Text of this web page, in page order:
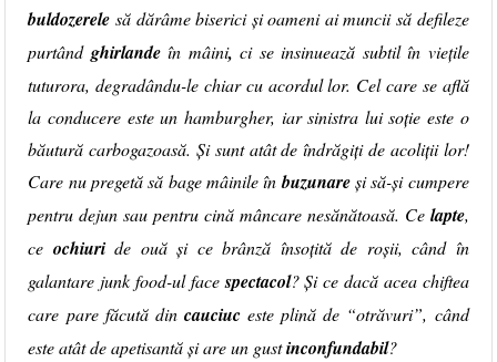
buldozerelesă dărâme biserici și oameni ai muncii să defileze
purtând ghirlandeîn mâini,ci se insinuează subtil în viețile
tuturora, degradându-le chiar cu acordul lor. Cel care se află
la conducere este un hamburgher, iar sinistra lui soție este o
băutură carbogazoasă. Și sunt atât de îndrăgiți de acoliții lor!
Care nu pregetă să bage mâinile înbuzunareși să-și cumpere
pentru dejun sau pentru cină mâncare nesănătoasă. Ce lapte,
ce ochiuride ouă și ce brânză însoțită de roșii, când în
galantare junk food-ul facespectacol? Și ce dacă acea chiftea
care pare făcută din cauciuceste plină de “otrăvuri”, când
este atât de apetisantă și are un gustinconfundabil?